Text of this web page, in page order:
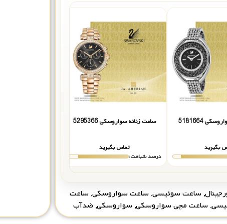
5181664
بگیرید
ساعت زنانه سواروسکی 5295366
تماس بگیرید
درصد شباهت:
, ساعت سوئیسی, ساعت سواروسکی, ساعت
, ساعت مچی سواروسکی, سواروسکی, ضدآب